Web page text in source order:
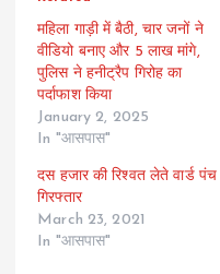
महिला गाड़ी में बैठी, चार जनों ने
वीडियो बनाए और 5 लाख मांगे,
पुलिस ने हनीट्रैप गिरोह का
पर्दाफाश किया
January 2, 2025
In "आसपास"
दस हजार की रिश्वत लेते वार्ड पंच
गिरफ्तार
March 23, 2021
In "आसपास"